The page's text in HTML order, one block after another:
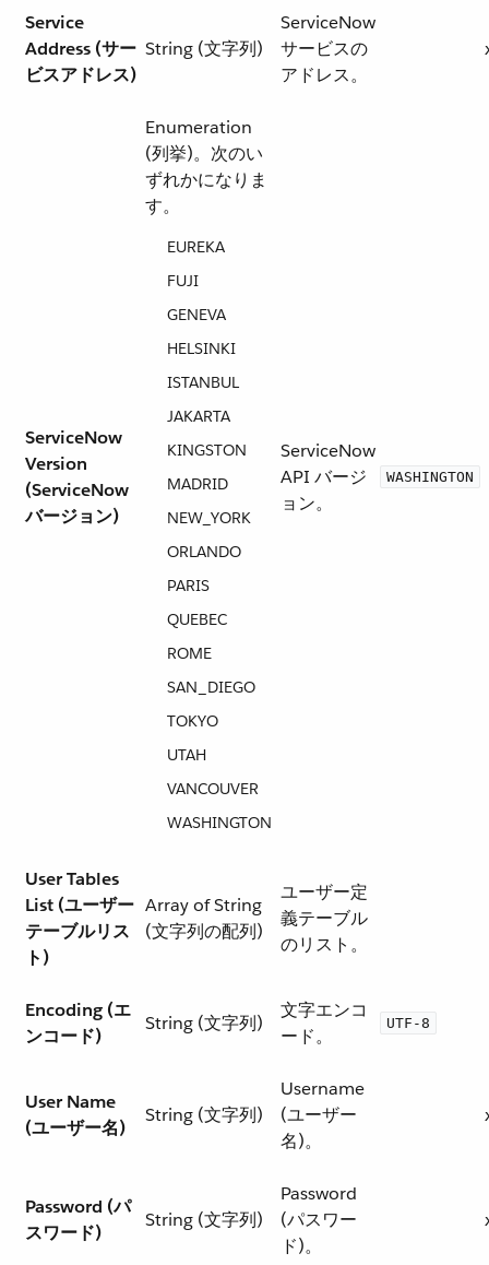
Service
Address (サー
ビスアドレス)
String (文字列)
ServiceNow
サービスの
アドレス。
ServiceNow
Version
(ServiceNow
バージョン)
Enumeration
(列挙)。次のい
ずれかになりま
す。
EUREKA
FUJI
GENEVA
HELSINKI
ISTANBUL
JAKARTA
KINGSTON
MADRID
NEW_YORK​
ORLANDO
PARIS
QUEBEC
ROME
SAN_DIEGO​
TOKYO
UTAH
VANCOUVER
WASHINGTON
ServiceNow
API バージ
ョン。
WASHINGTON
User Tables
List (ユーザー
テーブルリス
ト)
Array of String
(文字列の配列)
ユーザー定
義テーブル
のリスト。
Encoding (エ
ンコード)
String (文字列)
文字エンコ
ード。
UTF-8
User Name
(ユーザー名)
String (文字列)
Username
(ユーザー
名)。
Password (パ
スワード)
String (文字列)
Password
(パスワー
ド)。